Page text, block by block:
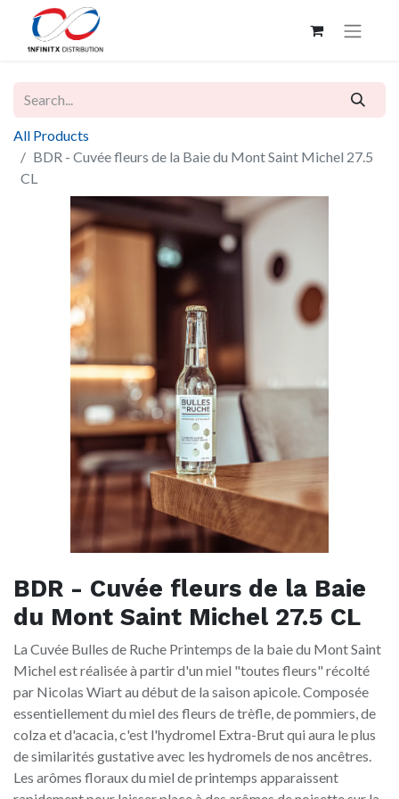
All Products
BDR - Cuvée fleurs de la Baie du Mont Saint Michel 27.5
CL
BDR - Cuvée fleurs de la Baie
du Mont Saint Michel 27.5 CL
La Cuvée Bulles de Ruche Printemps de la baie du Mont Saint
Michel est réalisée à partir d'un miel "toutes fleurs" récolté
par Nicolas Wiart au début de la saison apicole. Composée
essentiellement du miel des fleurs de trèfle, de pommiers, de
colza et d'acacia, c'est l'hydromel Extra-Brut qui aura le plus
de similarités gustative avec les hydromels de nos ancêtres.
Les arômes floraux du miel de printemps apparaissent